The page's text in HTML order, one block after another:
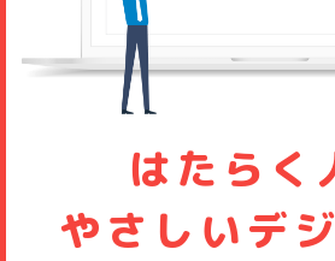
はたらく
やさしいデ